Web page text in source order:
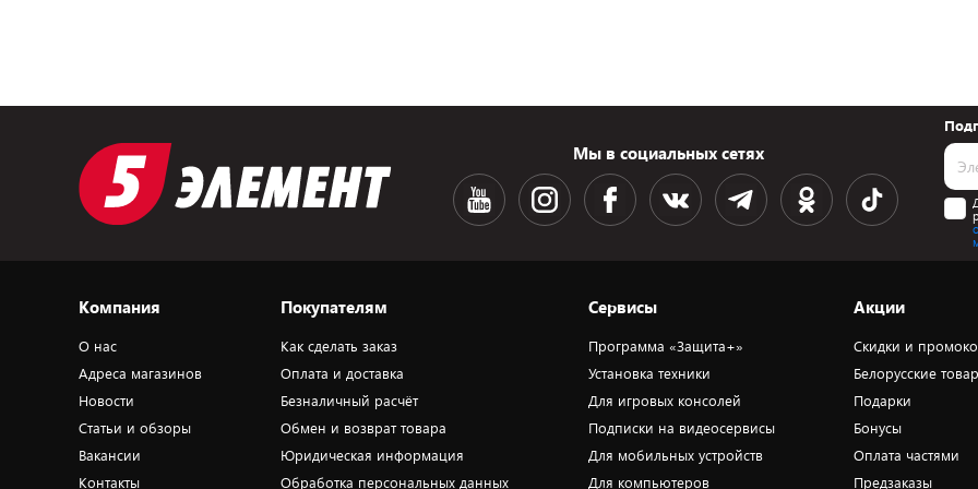
Мы в социальных сетях
Компания
О нас
Адреса магазинов
Новости
Статьи и обзоры
Вакансии
Контакты
Покупателям
Как сделать заказ
Оплата и доставка
Безналичный расчёт
Обмен и возврат товара
Юридическая информация
Обработка персональных данных
Сервисы
Программа «Защита+»
Установка техники
Для игровых консолей
Подписки на видеосервисы
Для мобильных устройств
Для компьютеров
Акции
Скидки и
Белорусские
Подарки
Бонусы
Оплата частями
Предзаказы